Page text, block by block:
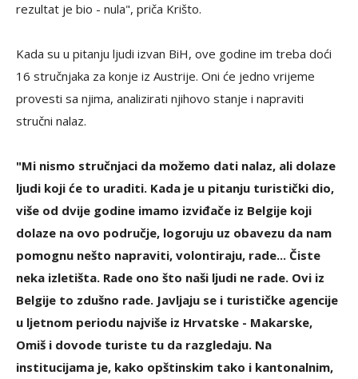
rezultat je bio - nula", priča Krišto.
Kada su u pitanju ljudi izvan BiH, ove godine im treba doći
16 stručnjaka za konje iz Austrije. Oni će jedno vrijeme
provesti sa njima, analizirati njihovo stanje i napraviti
stručni nalaz.
"Mi nismo stručnjaci da možemo dati nalaz, ali dolaze
ljudi koji će to uraditi. Kada je u pitanju turistički dio,
više od dvije godine imamo izviđače iz Belgije koji
dolaze na ovo područje, logoruju uz obavezu da nam
pomognu nešto napraviti, volontiraju, rade... Čiste
neka izletišta. Rade ono što naši ljudi ne rade. Ovi iz
Belgije to zdušno rade. Javljaju se i turističke agencije
u ljetnom periodu najviše iz Hrvatske - Makarske,
Omiš i dovode turiste tu da razgledaju. Na
institucijama je, kako opštinskim tako i kantonalnim,